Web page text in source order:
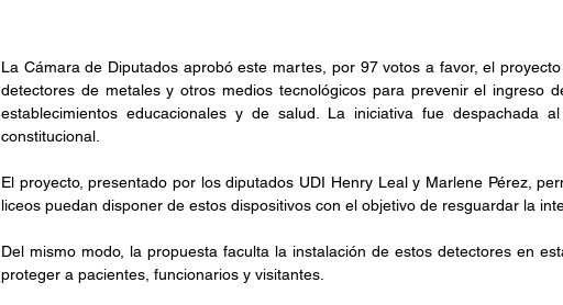
La Cámara de Diputados aprobó este martes, por 97 votos a favor, el
detectores de metales y otros medios tecnológicos para prevenir el ingreso
establecimientos educacionales y de salud. La iniciativa fue despachada
constitucional.
El proyecto, presentado por los diputados UDI Henry Leal y Marlene Pérez,
liceos puedan disponer de estos dispositivos con el objetivo de resguardar la
Del mismo modo, la propuesta faculta la instalación de estos detectores en
proteger a pacientes, funcionarios y visitantes.